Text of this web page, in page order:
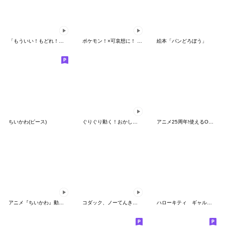
絵本「パンどろぼう」
ちいかわ(ピース) アニメ25周年!使えるONE PIECEスタンプ
アニメ『ちいかわ』動くLINEスタンプ vol.2 コダック、ノーてんきに悩み中！ ハローキティ ギャルバイブス♡